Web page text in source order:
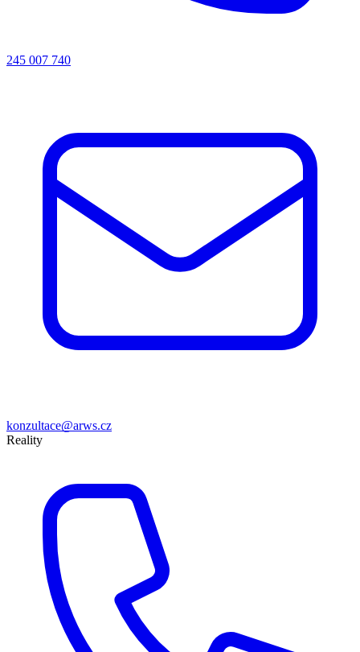
245 007 740
konzultace@arws.cz
Reality